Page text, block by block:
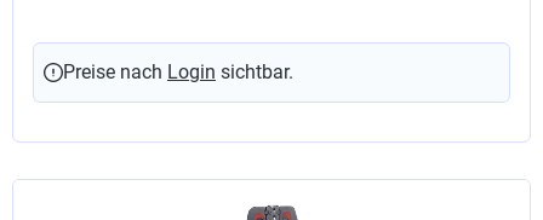
Preise nach Login sichtbar.